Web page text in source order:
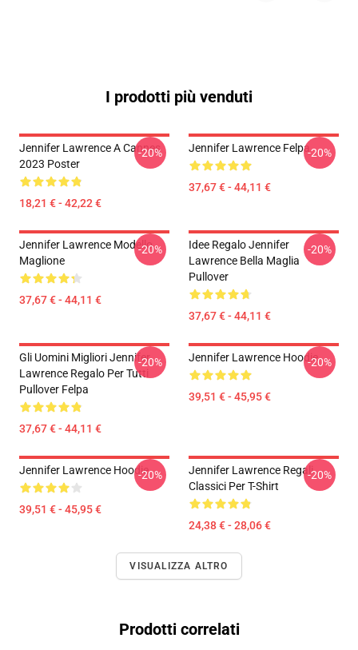
I prodotti più venduti
Jennifer Lawrence A Cannes
2023 Poster
18,21 € - 42,22 €
-20% Jennifer Lawrence Felpa
37,67 € - 44,11 €
-20%
Jennifer Lawrence Modello
Maglione
37,67 € - 44,11 €
-20%
Idee Regalo Jennifer
Lawrence Bella Maglia
Pullover
37,67 € - 44,11 €
-20%
Gli Uomini Migliori Jennifer
Lawrence Regalo Per Tutti
Pullover Felpa
37,67 € - 44,11 €
-20% Jennifer Lawrence Hoodie
39,51 € - 45,95 €
-20%
Jennifer Lawrence Hoodie
39,51 € - 45,95 €
-20%
Jennifer Lawrence Regali
Classici Per T-Shirt
24,38 € - 28,06 €
-20%
VISUALIZZA ALTRO
Prodotti correlati